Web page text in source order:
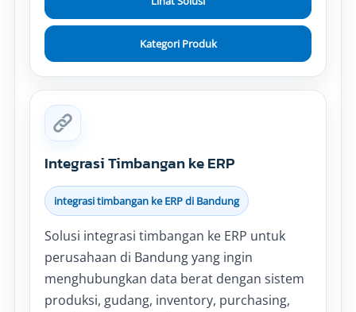
Kategori Produk
Integrasi Timbangan ke ERP
integrasi timbangan ke ERP di Bandung
Solusi integrasi timbangan ke ERP untuk
perusahaan di Bandung yang ingin
menghubungkan data berat dengan sistem
produksi, gudang, inventory, purchasing,